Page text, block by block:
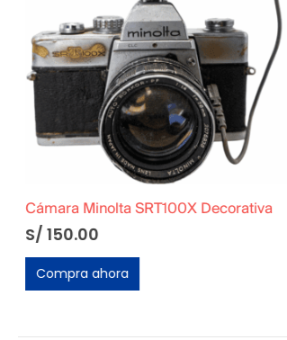
Cámara Minolta SRT100X Decorativa
S/150.00
Compra ahora